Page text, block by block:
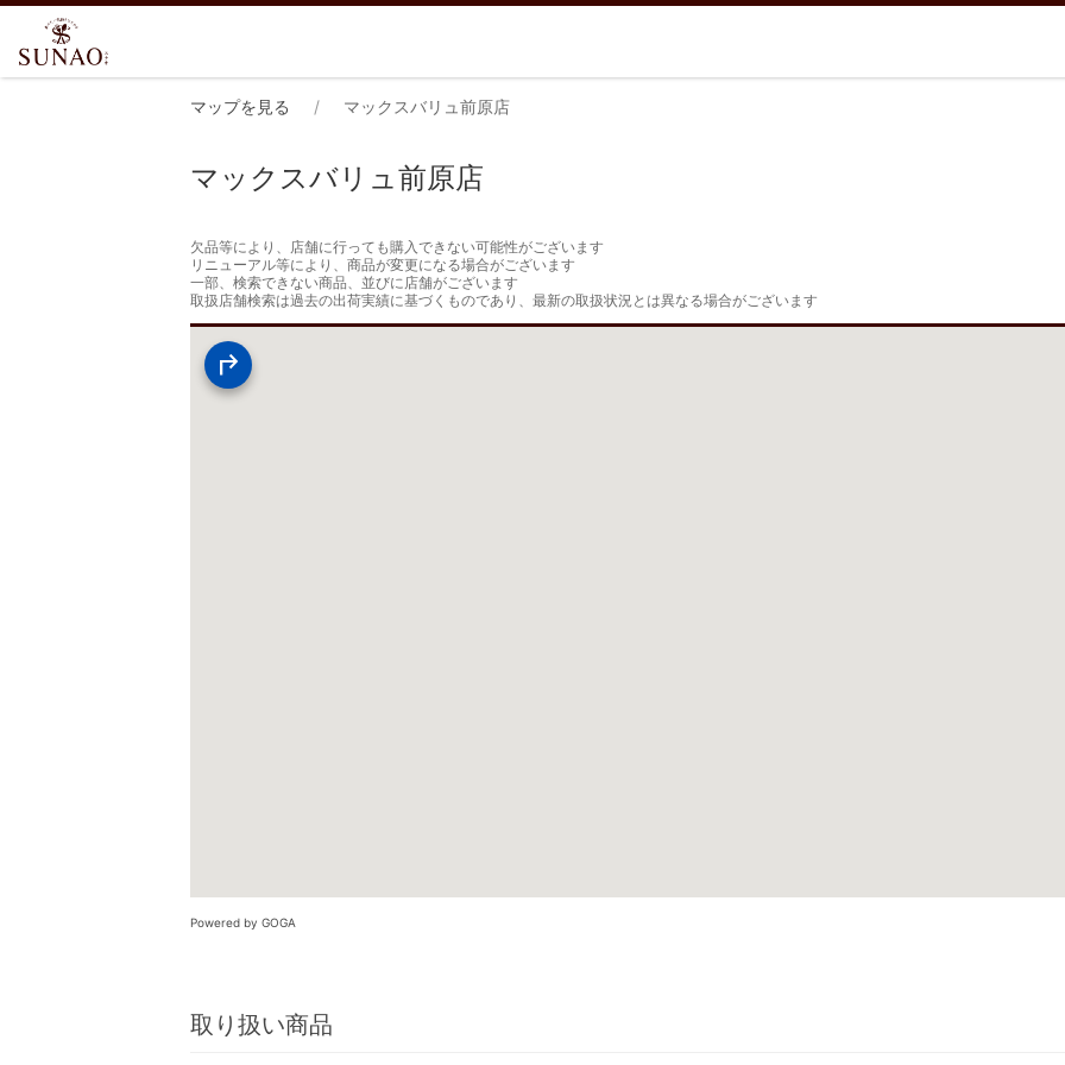
マップを見る マックスバリュ前原店
マックスバリュ前原店
欠品等により、店舗に行っても購入できない可能性がございます
リニューアル等により、商品が変更になる場合がございます
一部、検索できない商品、並びに店舗がございます
取扱店舗検索は過去の出荷実績に基づくものであり、最新の取扱状況とは異なる場合がございます
Powered by GOGA
取り扱い商品